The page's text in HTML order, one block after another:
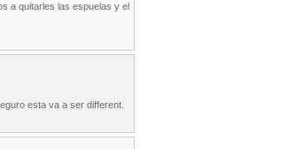
a quitarles las espuelas y el
esta va a ser different.